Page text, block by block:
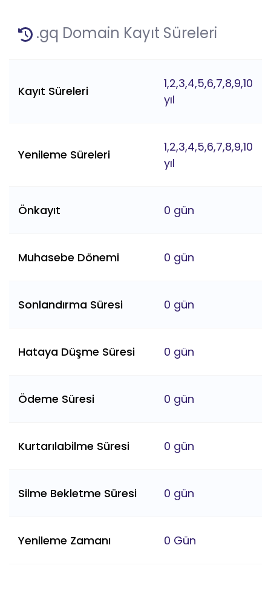
.gq Domain Kayıt Süreleri
Kayıt Süreleri
1,2,3,4,5,6,7,8,9,10
yıl
Yenileme Süreleri
1,2,3,4,5,6,7,8,9,10
yıl
Önkayıt 0 gün
Muhasebe Dönemi 0 gün
Sonlandırma Süresi 0 gün
Hataya Düşme Süresi 0 gün
Ödeme Süresi 0 gün
Kurtarılabilme Süresi 0 gün
Silme Bekletme Süresi 0 gün
Yenileme Zamanı 0 Gün